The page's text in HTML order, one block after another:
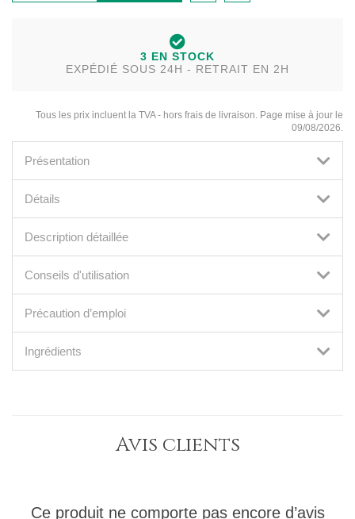
3 EN STOCK
EXPÉDIÉ SOUS 24H - RETRAIT EN 2H
Tous les prix incluent la TVA - hors frais de livraison. Page mise à jour le
09/08/2026.
Présentation
Détails
Description détaillée
Conseils d'utilisation
Précaution d’emploi
Ingrédients
Avis clients
Ce produit ne comporte pas encore d’avis